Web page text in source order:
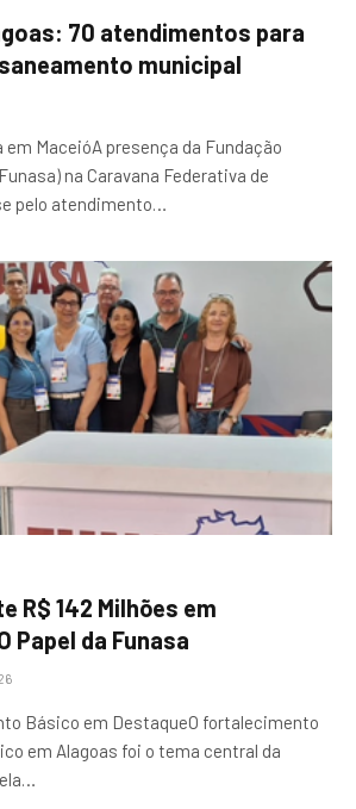
70 atendimentos para
municipal
MaceióA presença da Fundação
na Caravana Federativa de
pelo atendimento…
R$ 142 Milhões em
Papel da Funasa
Básico em DestaqueO fortalecimento
em Alagoas foi o tema central da